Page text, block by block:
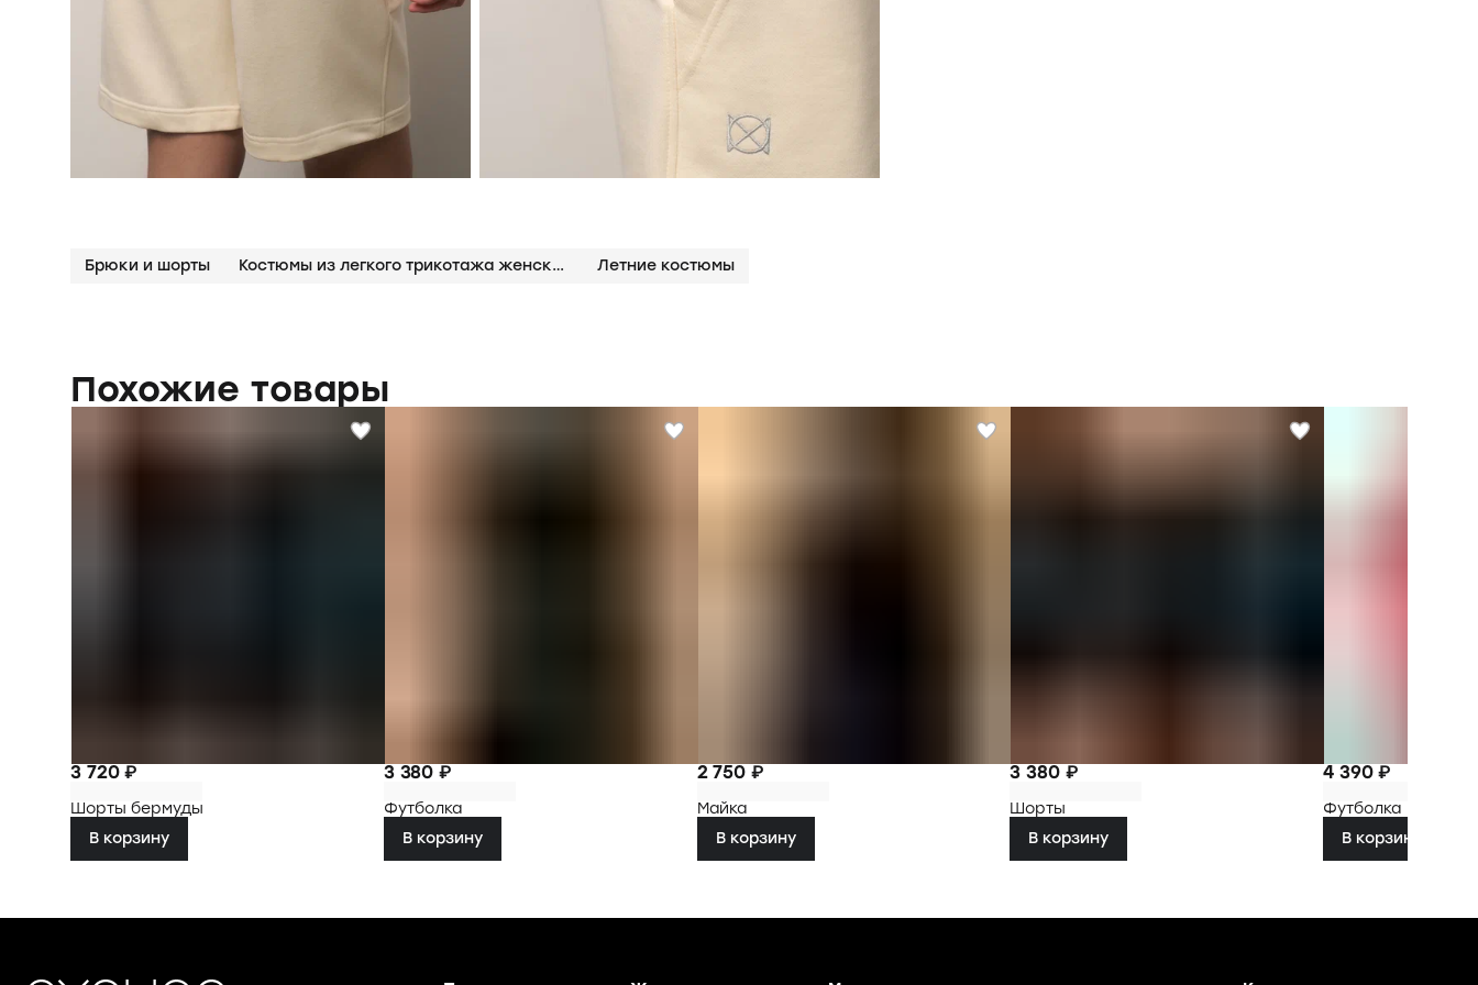
Брюки и шорты Костюмы из легкого трикотажа женские Летние костюмы
Похожие товары
3 720 ₽
Шорты бермуды
В корзину
3 380 ₽
Футболка
В корзину
2 750 ₽
Майка
В корзину
3 380 ₽
Шорты
В корзину
4 390 ₽
Футболка
В корзину